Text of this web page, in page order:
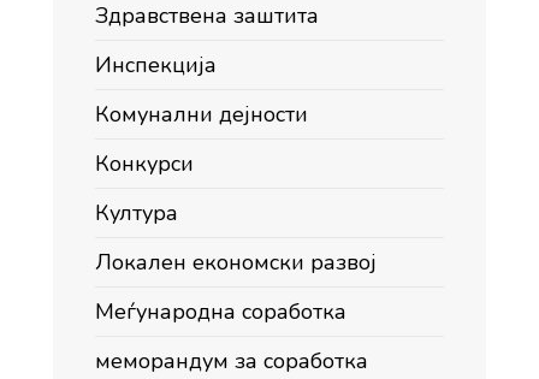
Здравствена заштита
Инспекција
Комунални дејности
Конкурси
Култура
Локален економски развој
Меѓународна соработка
меморандум за соработка